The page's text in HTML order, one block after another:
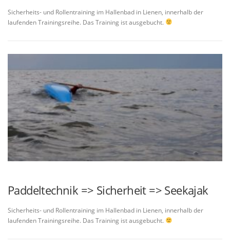
Sicherheits- und Rollentraining im Hallenbad in Lienen, innerhalb der
laufenden Trainingsreihe. Das Training ist ausgebucht.
Paddeltechnik => Sicherheit => Seekajak
Sicherheits- und Rollentraining im Hallenbad in Lienen, innerhalb der
laufenden Trainingsreihe. Das Training ist ausgebucht.